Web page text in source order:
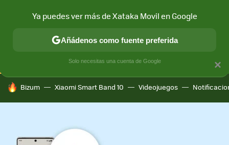
CONECTIVIDAD MÓVIL Y SOCIEDAD APLICACIONES
HOY SE HABLA DE
Bizum Xiaomi Smart Band 10 Videojuegos
×
Ya puedes ver más de Xataka Movil en Google
Añádenos como fuente preferida
Solo necesitas una cuenta de Google